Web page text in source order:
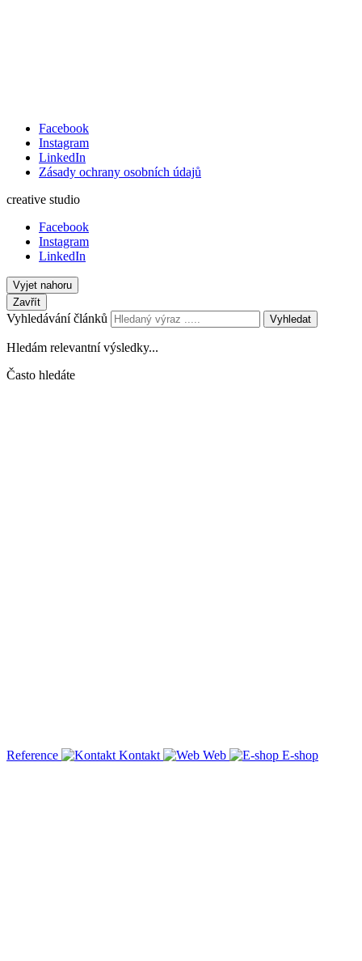
Facebook
Instagram
LinkedIn
Zásady ochrany osobních údajů
creative studio
Facebook
Instagram
LinkedIn
Vyjet nahoru
Zavřít
Vyhledávání článků Vyhledat
Hledám relevantní výsledky...
Často hledáte
Reference Kontakt Web E-shop